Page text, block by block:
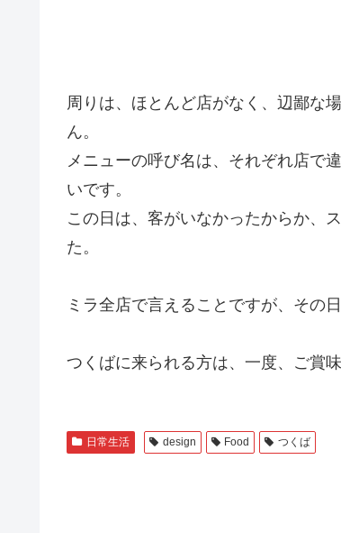
周りは、ほとんど店がなく、辺鄙な
ん。
メニューの呼び名は、それぞれ店で
いです。
この日は、客がいなかったからか、
た。
ミラ全店で言えることですが、その
つくばに来られる方は、一度、ご賞味
日常生活 design Food つくば